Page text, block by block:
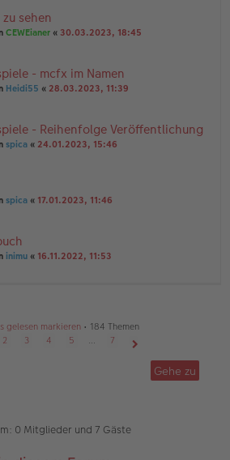
sehen
CEWEianer « 30.03.2023, 18:45
- mcfx im Namen
Heidi55 « 28.03.2023, 11:39
- Reihenfolge Veröffentlichung
spica « 24.01.2023, 15:46
spica « 17.01.2023, 11:46
inimu « 16.11.2022, 11:53
gelesen markieren• 184 Themen
2 3 4 5 …
7
Gehe zu
0 Mitglieder und 7 Gäste